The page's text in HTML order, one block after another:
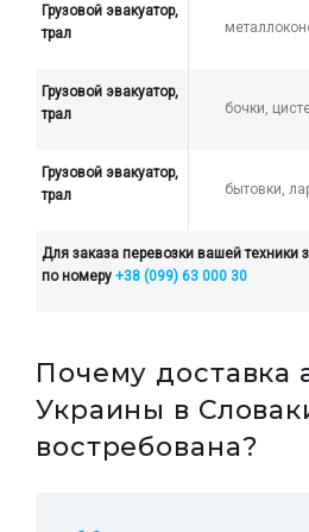
Грузовой эвакуатор,
трал
Грузовой эвакуатор,
трал
бочки,
Грузовой эвакуатор,
трал
бытовки,
Для заказа перевозки вашей техники
по номеру +38 (099) 63 000 30
Почему доставка
Украины в
востребована?